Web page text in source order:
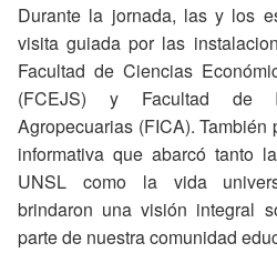
Durante la jornada, las y los
visita guiada por las
Facultad de Ciencias
(FCEJS) y Facultad de
Agropecuarias (FICA).
informativa que abarcó tanto
UNSL como la vida
brindaron una visión integral
parte de nuestra comunidad